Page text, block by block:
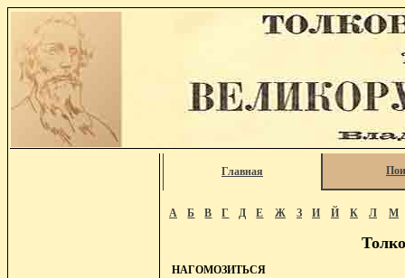
Главная
А Б В Г Д Е Ж З И Й К Л М
НАГОМОЗИТЬСЯ